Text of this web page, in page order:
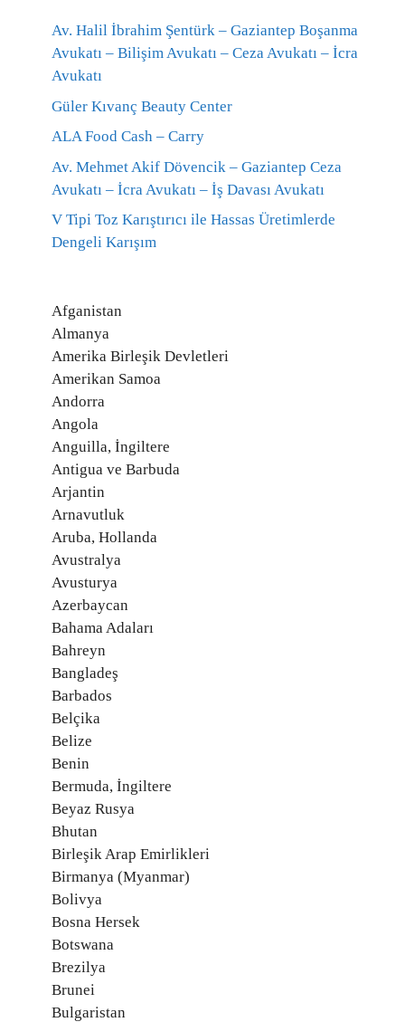
Av. Halil İbrahim Şentürk – Gaziantep Boşanma
Avukatı – Bilişim Avukatı – Ceza Avukatı – İcra
Avukatı
Güler Kıvanç Beauty Center
ALA Food Cash – Carry
Av. Mehmet Akif Dövencik – Gaziantep Ceza
Avukatı – İcra Avukatı – İş Davası Avukatı
V Tipi Toz Karıştırıcı ile Hassas Üretimlerde
Dengeli Karışım
Afganistan
Almanya
Amerika Birleşik Devletleri
Amerikan Samoa
Andorra
Angola
Anguilla, İngiltere
Antigua ve Barbuda
Arjantin
Arnavutluk
Aruba, Hollanda
Avustralya
Avusturya
Azerbaycan
Bahama Adaları
Bahreyn
Bangladeş
Barbados
Belçika
Belize
Benin
Bermuda, İngiltere
Beyaz Rusya
Bhutan
Birleşik Arap Emirlikleri
Birmanya (Myanmar)
Bolivya
Bosna Hersek
Botswana
Brezilya
Brunei
Bulgaristan